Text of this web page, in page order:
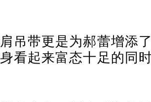
吊带更是为郝蕾增添
看起来富态十足的同